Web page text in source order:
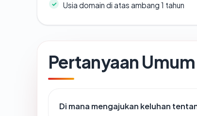
Usia domain di atas ambang 1 tahun
Pertanyaan Umum
Di mana mengajukan keluhan